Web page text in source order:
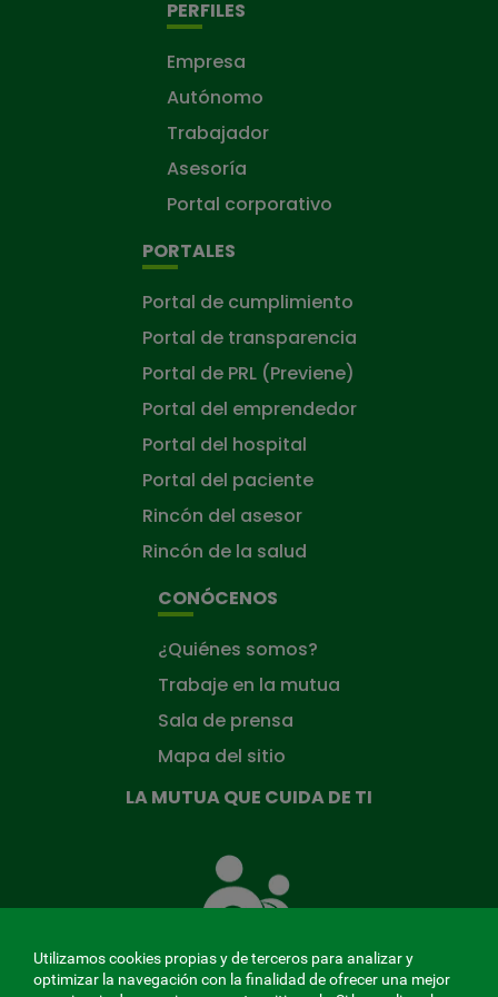
PERFILES
Empresa
Autónomo
Trabajador
Asesoría
Portal corporativo
PORTALES
Portal de cumplimiento
Portal de transparencia
Portal de PRL (Previene)
Portal del emprendedor
Portal del hospital
Portal del paciente
Rincón del asesor
Rincón de la salud
CONÓCENOS
¿Quiénes somos?
Trabaje en la mutua
Sala de prensa
Mapa del sitio
LA MUTUA QUE CUIDA DE TI
Mutua
que
ti
Utilizamos cookies propias y de terceros para analizar y
optimizar la navegación con la finalidad de ofrecer una mejor